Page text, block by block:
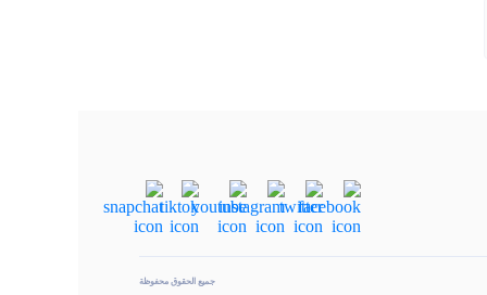
جميع الحقوق محفوظة